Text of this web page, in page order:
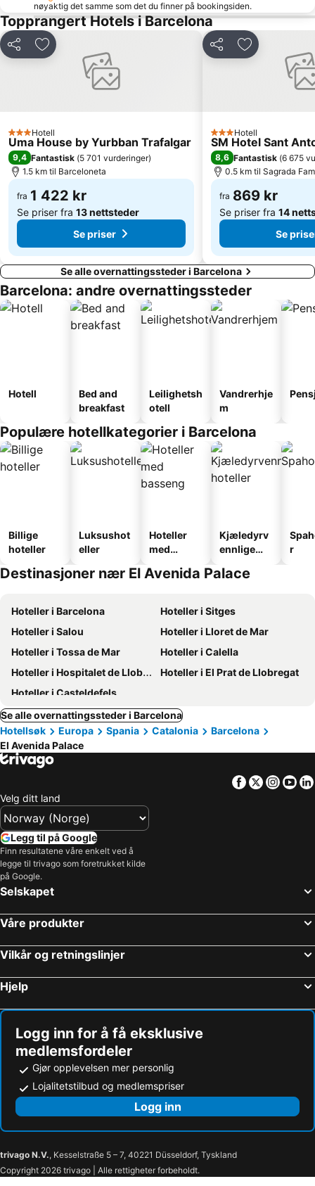
Plaça d'Espanya
Dyreparken i Barcelona
Barcelona City Hall
Barcelona Akvarium
Sants
Palau Sant Jordi
Rambla de Catalunya
Diagonal Mar i el Front Marítim del Poblenou
Marina Port Vell
Sants-Montjuïc
Olimpic Havn
SOM Multiespai
Estació de Plaça Catalunya
Parc de la Ciutadella
nøyaktig det samme som det du finner på bookingsiden.
Topprangert Hotels i Barcelona
Del Legg til i favoritter
3 Stjerner
Hotell
Uma House by Yurbban Trafalgar
9,4 Fantastisk (5 701 vurderinger)
1.5 km til Barceloneta
fra 1 422 kr
Se priser fra 13 nettsteder
Se priser
Del Legg til i
3 Stjerner
Hotell
SM Hotel Sant
8,6 Fantastisk (6 675
0.5 km til Sagrada
fra 869 kr
Se priser fra 14
Se
Se alle overnattingssteder i Barcelona
Barcelona: andre overnattingssteder
Hotell
Bed and
breakfast
Leilighetsh
otell
Vandrerhje
m
Populære hotellkategorier i Barcelona
Billige
hoteller
Luksushot
eller
Hoteller
med
Kjæledyrv
ennlige
r
Destinasjoner nær El Avenida Palace
Hoteller i Barcelona
Hoteller i Sitges
Hoteller i Salou
Hoteller i Lloret de Mar
Hoteller i Tossa de Mar
Hoteller i Calella
Hoteller i Hospitalet de Llobregat
Hoteller i El Prat de Llobregat
Hoteller i Casteldefels
Se alle overnattingssteder i Barcelona
Hotellsøk
Europa Spania Catalonia
Barcelona
El Avenida Palace
Facebook
Twitter
Velg ditt land
Legg til på Google
Finn resultatene våre enkelt ved å
legge til trivago som foretrukket kilde
på Google.
Selskapet
Våre produkter
Vilkår og retningslinjer
Hjelp
Logg inn for å få eksklusive
medlemsfordeler
Gjør opplevelsen mer personlig
Lojalitetstilbud og medlemspriser
Logg inn
trivago N.V., Kesselstraße 5 – 7, 40221 Düsseldorf, Tyskland
Copyright 2026 trivago | Alle rettigheter forbeholdt.